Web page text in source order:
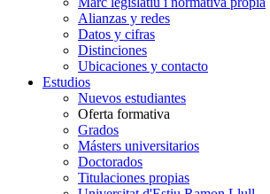
Alianzas y redes
Datos y cifras
Distinciones
Ubicaciones y contacto
Estudios
Nuevos estudiantes
Oferta formativa
Grados
Másters universitarios
Doctorados
Titulaciones propias